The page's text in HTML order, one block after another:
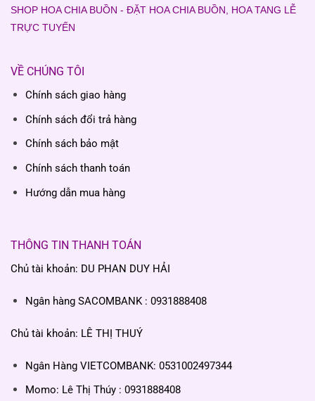
SHOP HOA CHIA BUỒN - ĐẶT HOA CHIA BUỒN, HOA TANG LỄ
TRỰC TUYẾN
VỀ CHÚNG TÔI
Chính sách giao hàng
Chính sách đổi trả hàng
Chính sách bảo mật
Chính sách thanh toán
Hướng dẫn mua hàng
THÔNG TIN THANH TOÁN
Chủ tài khoản: DU PHAN DUY HẢI
Ngân hàng SACOMBANK : 0931888408
Chủ tài khoản: LÊ THỊ THUÝ
Ngân Hàng VIETCOMBANK: 0531002497344
Momo: Lê Thị Thúy : 0931888408